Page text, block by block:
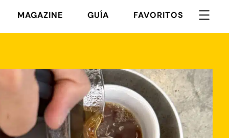
MAGAZINE GUÍA FAVORITOS